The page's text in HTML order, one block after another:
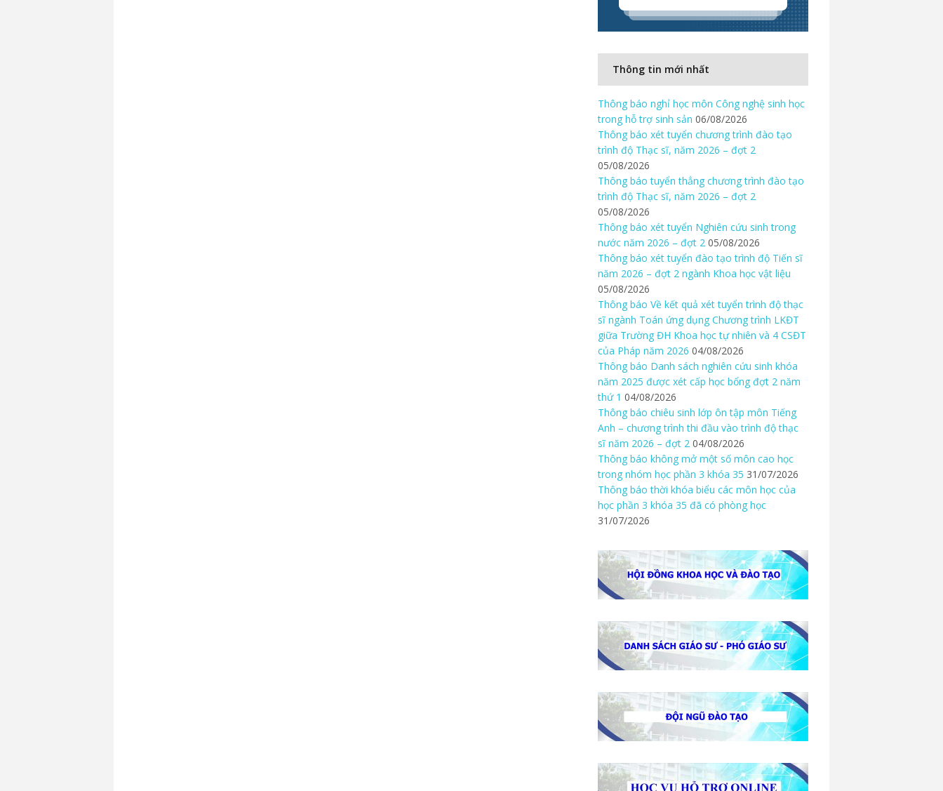
Thông tin mới nhất
Thông báo nghỉ học môn Công nghệ sinh học
trong hỗ trợ sinh sản 06/08/2026
Thông báo xét tuyển chương trình đào tạo
trình độ Thạc sĩ, năm 2026 – đợt 2
05/08/2026
Thông báo tuyển thẳng chương trình đào tạo
trình độ Thạc sĩ, năm 2026 – đợt 2
05/08/2026
Thông báo xét tuyển Nghiên cứu sinh trong
nước năm 2026 – đợt 2 05/08/2026
Thông báo xét tuyển đào tạo trình độ Tiến sĩ
năm 2026 – đợt 2 ngành Khoa học vật liệu
05/08/2026
Thông báo Về kết quả xét tuyển trình độ thạc
sĩ ngành Toán ứng dụng Chương trình LKĐT
giữa Trường ĐH Khoa học tự nhiên và 4 CSĐT
của Pháp năm 2026 04/08/2026
Thông báo Danh sách nghiên cứu sinh khóa
năm 2025 được xét cấp học bổng đợt 2 năm
thứ 1 04/08/2026
Thông báo chiêu sinh lớp ôn tập môn Tiếng
Anh – chương trình thi đầu vào trình độ thạc
sĩ năm 2026 – đợt 2 04/08/2026
Thông báo không mở một số môn cao học
trong nhóm học phần 3 khóa 35 31/07/2026
Thông báo thời khóa biểu các môn học của
học phần 3 khóa 35 đã có phòng học
31/07/2026